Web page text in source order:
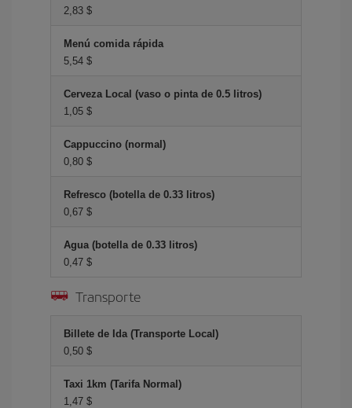
2,83 $
Menú comida rápida
5,54 $
Cerveza Local (vaso o pinta de 0.5 litros)
1,05 $
Cappuccino (normal)
0,80 $
Refresco (botella de 0.33 litros)
0,67 $
Agua (botella de 0.33 litros)
0,47 $
Transporte
Billete de Ida (Transporte Local)
0,50 $
Taxi 1km (Tarifa Normal)
1,47 $